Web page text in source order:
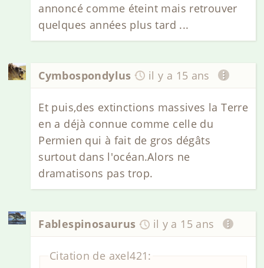
annoncé comme éteint mais retrouver
quelques années plus tard ...
Cymbospondylus il y a 15 ans
Et puis,des extinctions massives la Terre
en a déjà connue comme celle du
Permien qui à fait de gros dégâts
surtout dans l'océan.Alors ne
dramatisons pas trop.
Fablespinosaurus il y a 15 ans
Citation de axel421: